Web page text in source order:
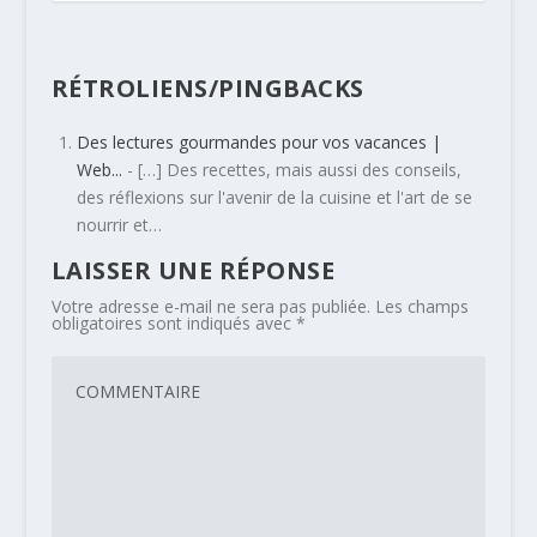
RÉTROLIENS/PINGBACKS
Des lectures gourmandes pour vos vacances |
Web... - […] Des recettes, mais aussi des conseils,
des réflexions sur l'avenir de la cuisine et l'art de se
nourrir et…
LAISSER UNE RÉPONSE
Votre adresse e-mail ne sera pas publiée. Les champs
obligatoires sont indiqués avec *